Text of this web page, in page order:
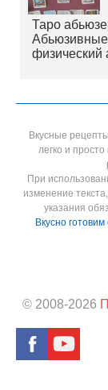
Таро
Абьюзивные
физический
Вкусные
легко и
При
изменение
указания
Вкусно
© 2008-2026